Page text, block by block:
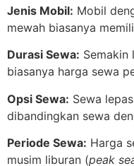
Jenis Mobil: Mobil
mewah biasanya
Durasi Sewa: Semakin
biasanya harga sewa
Opsi Sewa: Sewa
dibandingkan sewa
Periode Sewa: Harga
musim liburan (peak